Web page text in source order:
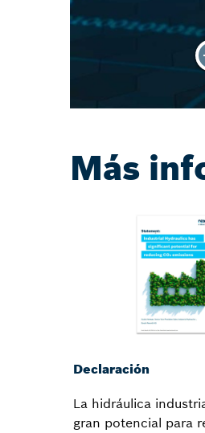
Más
Declaración
La hidráulica
gran potencial para